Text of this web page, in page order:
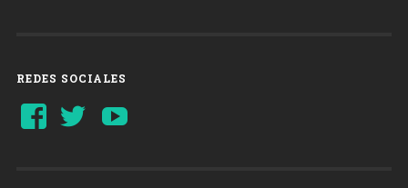
REDES SOCIALES
Ver
perfil
Ver
perfil